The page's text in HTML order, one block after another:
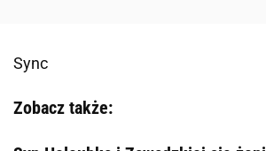
Sync
Zobacz także: